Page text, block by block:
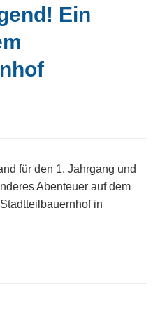
Ein
für den 1. Jahrgang und
Abenteuer auf dem
in